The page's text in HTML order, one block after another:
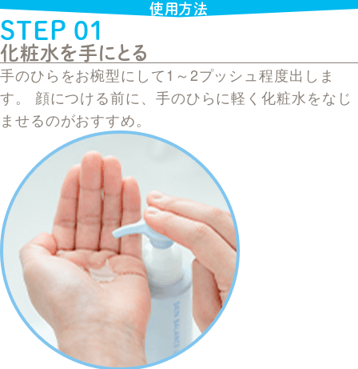
使用方法
STEP 01
化粧水を手にとる
手のひらをお椀型にして1～2プッシュ程度出しま
す。 顔につける前に、手のひらに軽く化粧水をなじ
ませるのがおすすめ。